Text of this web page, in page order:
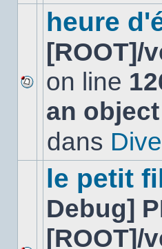
sujet.
Aucun
nouveau
message
sujet.
heure
[ROOT]/
on line
an
dans
le petit
Debug]
[ROOT]/